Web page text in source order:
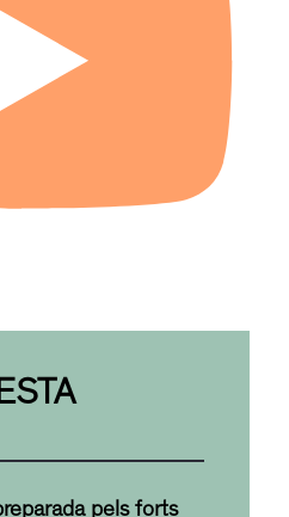
pels forts